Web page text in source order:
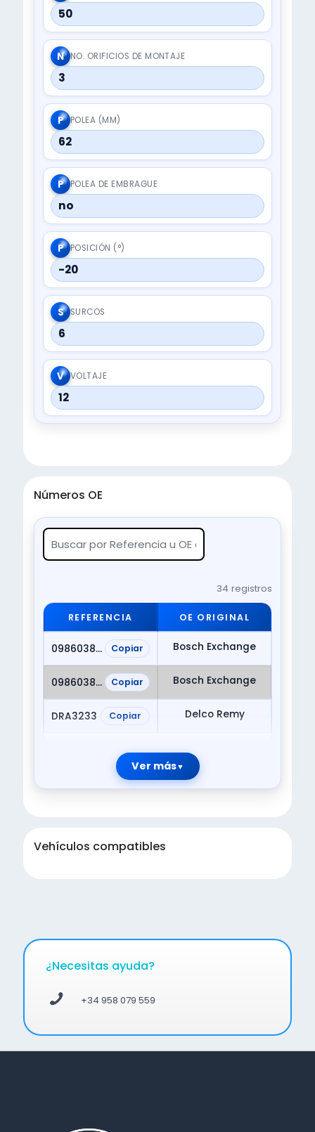
50
N NO. ORIFICIOS DE MONTAJE
3
P POLEA (MM)
62
P POLEA DE EMBRAGUE
no
P POSICIÓN (°)
-20
S SURCOS
6
V VOLTAJE
12
Números OE
34 registros
REFERENCIA OE ORIGINAL
0986038750 Copiar Bosch Exchange
0986038761 Copiar Bosch Exchange
DRA3233 Copiar Delco Remy
Ver más
Vehículos compatibles
¿Necesitas ayuda?
+34 958 079 559